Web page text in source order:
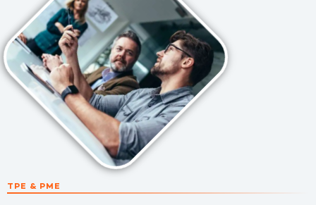
TPE & PME